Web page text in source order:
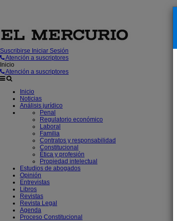
Suscribirse Iniciar Sesión
Atención a suscriptores
Inicio
Atención a suscriptores
Inicio
Noticias
Análisis jurídico
Penal
Regulatorio económico
Laboral
Familia
Contratos y responsabilidad
Constitucional
Ética y profesión
Propiedad intelectual
Estudios de abogados
Opinión
Entrevistas
Libros
Revistas
Revista Legal
Agenda
Proceso Constitucional